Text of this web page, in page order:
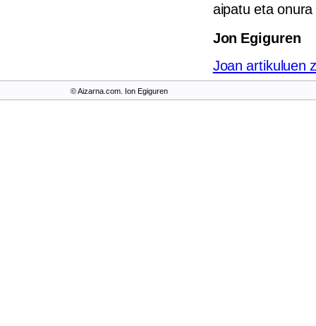
aipatu eta
Jon Egiguren
Joan artikuluen
© Aizarna.com. Ion Egiguren